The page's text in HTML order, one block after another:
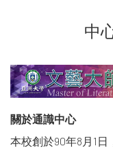
中
關於通識中心
本校創於90年8月1